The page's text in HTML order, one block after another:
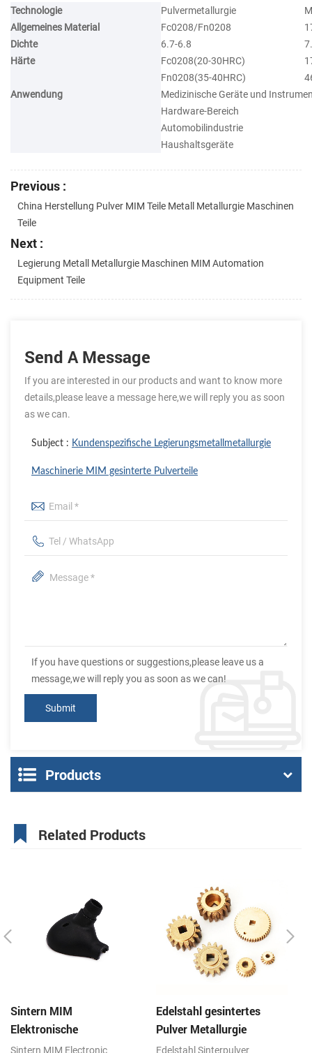
Technologie Pulvermetallurgie
Allgemeines Material
Fc0208/Fn0208
Dichte
6.7-6.8
Härte
Fc0208(20-30HRC)
Fn0208(35-40HRC)
Anwendung
Medizinische Geräte und
Hardware-Bereich
Automobilindustrie
Haushaltsgeräte
Previous :
China Herstellung Pulver MIM Teile Metall Metallurgie Maschinen
Teile
Next :
Legierung Metall Metallurgie Maschinen MIM Automation
Equipment Teile
Send A Message
If you are interested in our products and want to know more
details,please leave a message here,we will reply you as soon
as we can.
Subject : Kundenspezifische Legierungsmetallmetallurgie
Maschinerie MIM gesinterte Pulverteile
If you have questions or suggestions,please leave us a
message,we will reply you as soon as we can!
Products
Related Products
Sintern MIM
Elektronische
Komponenten Kopfhörer
Sintern MIM Electronic
Edelstahl gesintertes
Pulver Metallurgie
Mechanische Messing
Edelstahl Sinterpulver